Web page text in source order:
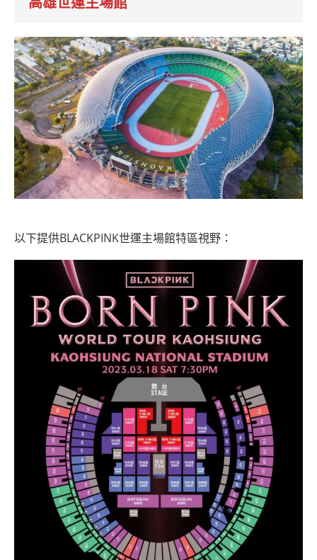
以下提供BLACKPINK世運主場館特區視野：